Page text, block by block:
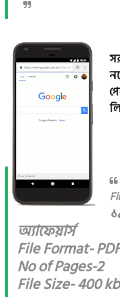
অ্যাফেয়ার্স
File Format-
No of Pages-2
File Size- 400 kb